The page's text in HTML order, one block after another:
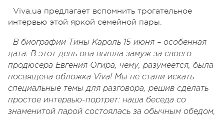
Viva.ua предлагает вспомнить трогательное
интервью этой яркой семейной пары.
В биографии Тины Кароль 15 июня – особенная
дата. В этот день она вышла замуж за своего
продюсера Евгения Огира, чему, разумеется, была
посвящена обложка Viva! Мы не стали искать
специальные темы для разговора, решив сделать
простое интервью-портрет: наша беседа со
знаменитой парой состоялась за обычным обедом,